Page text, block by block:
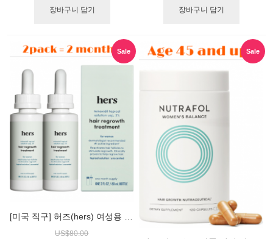
장바구니 담기 장바구니 담기
Sale
US$80.00
Sale